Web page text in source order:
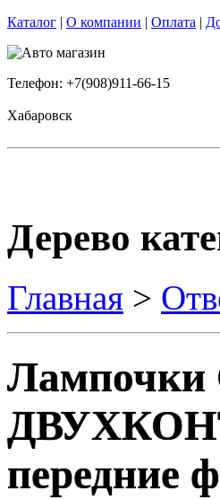
Каталог | О компании | Оплата |
Телефон: +7(908)911-66-15
Хабаровск
Дерево
Главная >
передние